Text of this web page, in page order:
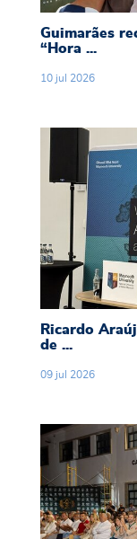
Guimarães
“Hora ...
10 jul 2026
Ricardo
Ricardo
de ...
09 jul 2026
Município